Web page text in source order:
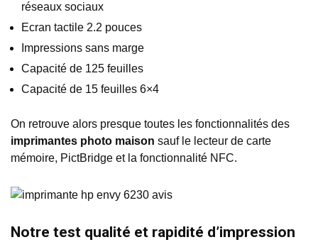
réseaux sociaux
Ecran tactile 2.2 pouces
Impressions sans marge
Capacité de 125 feuilles
Capacité de 15 feuilles 6×4
On retrouve alors presque toutes les fonctionnalités des
imprimantes photo maison sauf le lecteur de carte
mémoire, PictBridge et la fonctionnalité NFC.
Notre test qualité et rapidité d’impression